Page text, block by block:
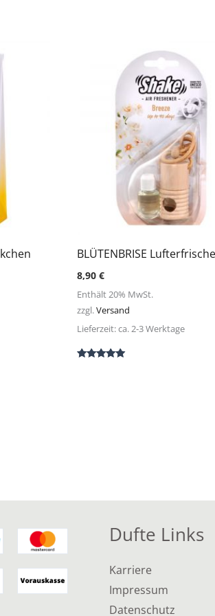
BLÜTENBRISE
8,90€
Enthält 20% MwSt.
zzgl.Versand
Lieferzeit: ca. 2-3 Werktage
Dufte Links
Karriere
Impressum
Datenschutz